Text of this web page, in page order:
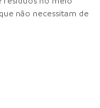
não necessitam de